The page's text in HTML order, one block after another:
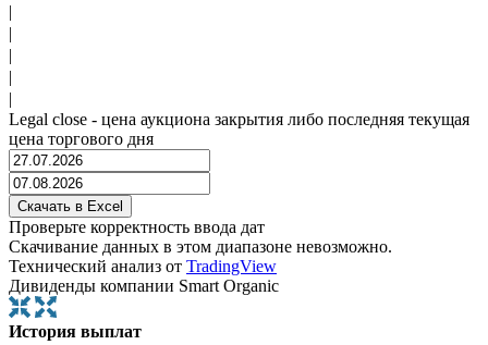
|
|
|
|
|
Legal close - цена аукциона закрытия либо последняя текущая
цена торгового дня
Проверьте корректность ввода дат
Скачивание данных в этом диапазоне невозможно.
Технический анализ от TradingView
Дивиденды компании Smart Organic
История выплат